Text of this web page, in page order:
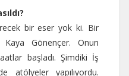
bir eser yok ki. Bir
Kaya Gönençer. Onun
başladı. Şimdiki İş
atölyeler yapılıyordu.